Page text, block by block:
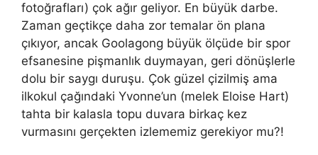
fotoğrafları) çok ağır geliyor. En büyük darbe.
Zaman geçtikçe daha zor temalar ön plana
çıkıyor, ancak Goolagong büyük ölçüde bir spor
efsanesine pişmanlık duymayan, geri dönüşlerle
dolu bir saygı duruşu. Çok güzel çizilmiş ama
ilkokul çağındaki Yvonne’un (melek Eloise Hart)
tahta bir kalasla topu duvara birkaç kez
vurmasını gerçekten izlememiz gerekiyor mu?!